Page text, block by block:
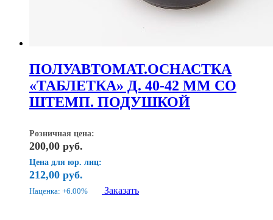
ПОЛУАВТОМАТ.ОСНАСТКА
«ТАБЛЕТКА» Д. 40-42 ММ СО
ШТЕМП. ПОДУШКОЙ
Розничная цена:
200,00 руб.
Цена для юр. лиц:
212,00 руб.
Наценка: +6.00% Заказать